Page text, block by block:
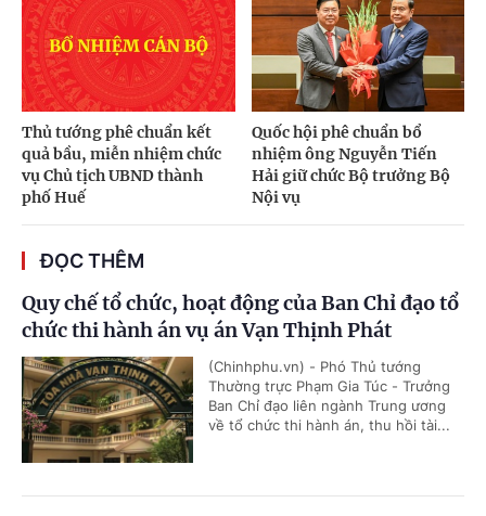
Thủ tướng phê chuẩn kết
quả bầu, miễn nhiệm chức
vụ Chủ tịch UBND thành
phố Huế
Quốc hội phê chuẩn bổ
nhiệm ông Nguyễn Tiến
Hải giữ chức Bộ trưởng Bộ
Nội vụ
ĐỌC THÊM
Quy chế tổ chức, hoạt động của Ban Chỉ đạo tổ
chức thi hành án vụ án Vạn Thịnh Phát
(Chinhphu.vn) - Phó Thủ tướng
Thường trực Phạm Gia Túc - Trưởng
Ban Chỉ đạo liên ngành Trung ương
về tổ chức thi hành án, thu hồi tài...